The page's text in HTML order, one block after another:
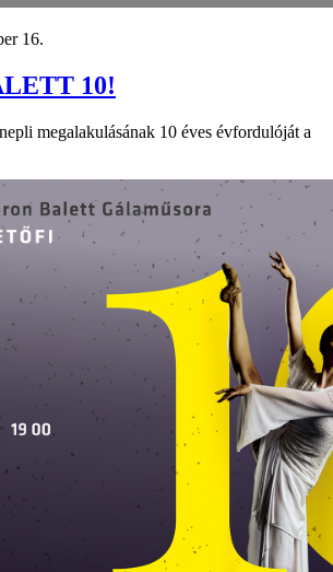
16.
10!
megalakulásának 10 éves évfordulóját a